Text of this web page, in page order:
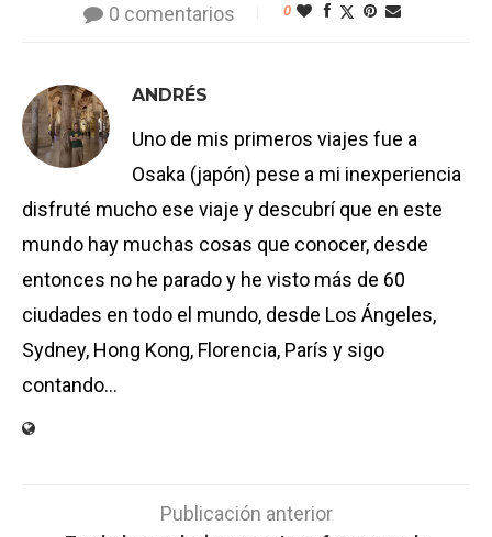
0 comentarios 0
ANDRÉS
Uno de mis primeros viajes fue a
Osaka (japón) pese a mi inexperiencia
disfruté mucho ese viaje y descubrí que en este
mundo hay muchas cosas que conocer, desde
entonces no he parado y he visto más de 60
ciudades en todo el mundo, desde Los Ángeles,
Sydney, Hong Kong, Florencia, París y sigo
contando...
Publicación anterior